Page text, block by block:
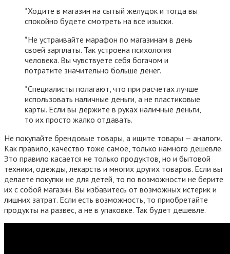
*Ходите в магазин на сытый желудок и тогда вы
спокойно будете смотреть на все изыски.
*Не устраивайте марафон по магазинам в день
своей зарплаты. Так устроена психология
человека. Вы чувствуете себя богачом и
потратите значительно больше денег.
*Специалисты полагают, что при расчетах лучше
использовать наличные деньги, а не пластиковые
карты. Если вы держите в руках наличные деньги,
то их просто жалко отдавать.
Не покупайте брендовые товары, а ищите товары — аналоги.
Как правило, качество тоже самое, только намного дешевле.
Это правило касается не только продуктов, но и бытовой
техники, одежды, лекарств и многих других товаров. Если вы
делаете покупки не для детей, то по возможности не берите
их с собой магазин. Вы избавитесь от возможных истерик и
лишних затрат. Если есть возможность, то приобретайте
продукты на развес, а не в упаковке. Так будет дешевле.